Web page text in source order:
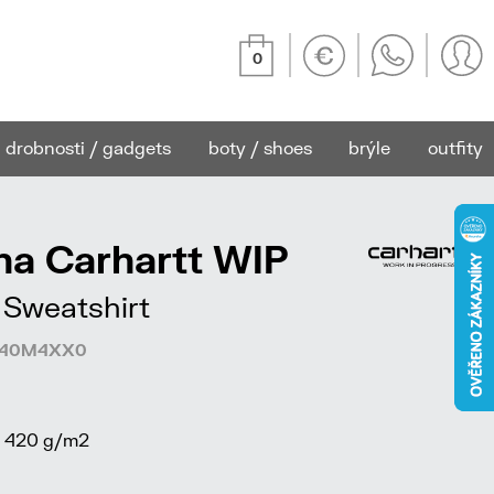
0
drobnosti / gadgets boty / shoes brýle outfity
Carhartt WIP
420 g/m2